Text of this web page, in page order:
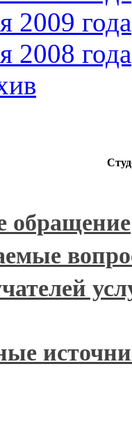
2009 года
2008 года
обращение